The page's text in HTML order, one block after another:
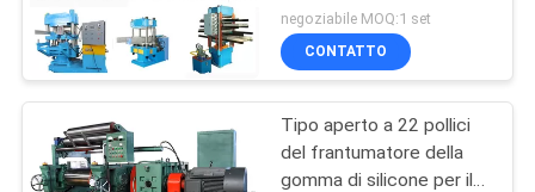
Macchina del giunto
del nastro
trasportatore
scarpe una stampa della
stazione due
negoziabile MOQ:1 set
CONTATTO
Tipo aperto a 22 pollici
del frantumatore della
gomma di silicone per il